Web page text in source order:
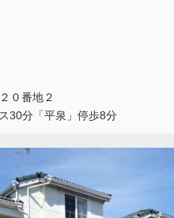
０番地２
30分「平泉」停歩8分